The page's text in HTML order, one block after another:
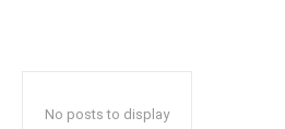
No posts to display